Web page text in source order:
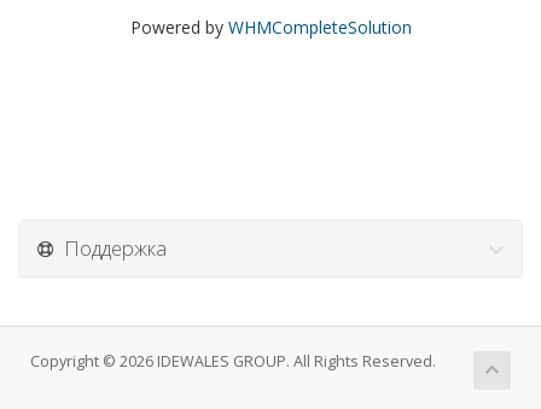
Powered by WHMCompleteSolution
Поддержка
Copyright © 2026 IDEWALES GROUP. All Rights Reserved.